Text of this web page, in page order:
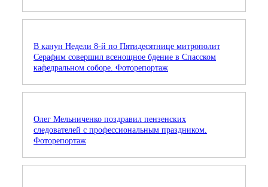
В канун Недели 8-й по Пятидесятнице митрополит
Серафим совершил всенощное бдение в Спасском
кафедральном соборе. Фоторепортаж
Олег Мельниченко поздравил пензенских
следователей с профессиональным праздником.
Фоторепортаж